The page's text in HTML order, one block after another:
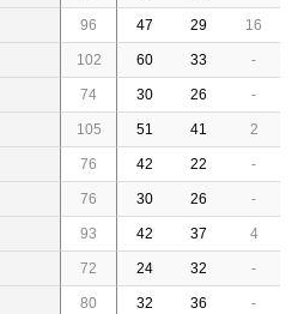
96 47 29 16
102 60 33 -
74 30 26 -
105 51 41 2
76 42 22 -
76 30 26 -
93 42 37 4
72 24 32 -
80 32 36 -